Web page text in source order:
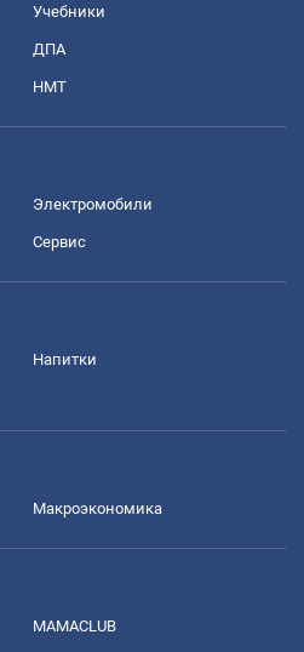
Учебники
ДПА
НМТ
Электромобили
Сервис
Напитки
Mакроэкономика
MAMACLUB